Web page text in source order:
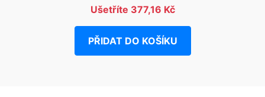
Ušetříte 377,16 Kč
PŘIDAT DO KOŠÍKU